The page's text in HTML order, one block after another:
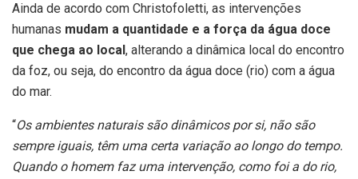
Ainda de acordo com Christofoletti, as intervenções
humanas mudam a quantidade e a força da água doce
que chega ao local, alterando a dinâmica local do encontro
da foz, ou seja, do encontro da água doce (rio) com a água
do mar.
“Os ambientes naturais são dinâmicos por si, não são
sempre iguais, têm uma certa variação ao longo do tempo.
Quando o homem faz uma intervenção, como foi a do rio,